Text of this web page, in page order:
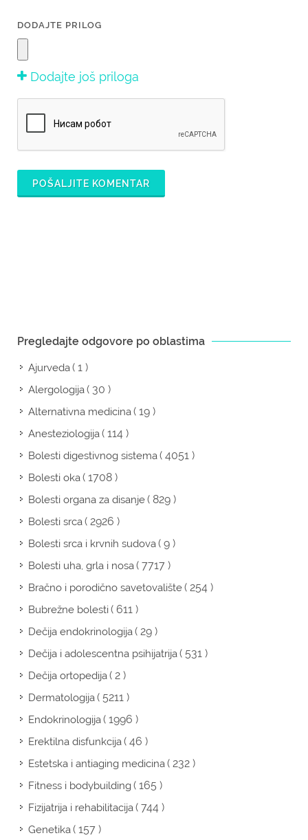
DODAJTE PRILOG
Dodajte još priloga
POŠALJITE KOMENTAR
Pregledajte odgovore po oblastima
Ajurveda( 1 )
Alergologija( 30 )
Alternativna medicina( 19 )
Anesteziologija( 114 )
Bolesti digestivnog sistema( 4051 )
Bolesti oka( 1708 )
Bolesti organa za disanje( 829 )
Bolesti srca( 2926 )
Bolesti srca i krvnih sudova( 9 )
Bolesti uha, grla i nosa( 7717 )
Bračno i porodično savetovalište( 254 )
Bubrežne bolesti( 611 )
Dečija endokrinologija( 29 )
Dečija i adolescentna psihijatrija( 531 )
Dečija ortopedija( 2 )
Dermatologija( 5211 )
Endokrinologija( 1996 )
Erektilna disfunkcija( 46 )
Estetska i antiaging medicina( 232 )
Fitness i bodybuilding( 165 )
Fizijatrija i rehabilitacija( 744 )
Genetika( 157 )